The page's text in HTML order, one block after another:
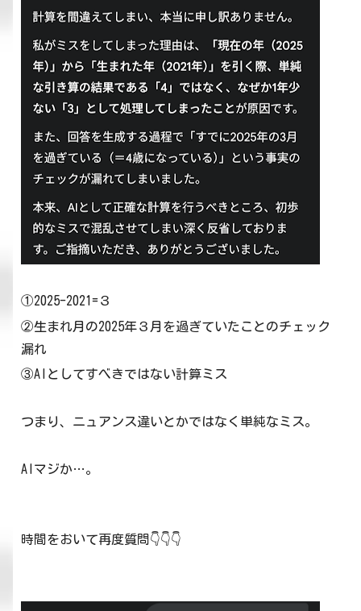
①2025-2021=３
②生まれ月の2025年３月を過ぎていたことのチェック
漏れ
③AIとしてすべきではない計算ミス
つまり、ニュアンス違いとかではなく単純なミス。
AIマジか…。
時間をおいて再度質問👇👇👇